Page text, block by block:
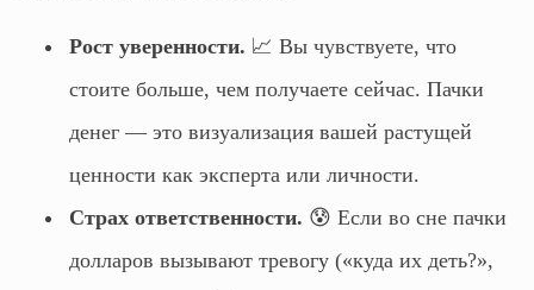
Рост уверенности. 📈 Вы чувствуете, что
стоите больше, чем получаете сейчас. Пачки
денег — это визуализация вашей растущей
ценности как эксперта или личности.
Страх ответственности. 😰 Если во сне пачки
долларов вызывают тревогу («куда их деть?»,